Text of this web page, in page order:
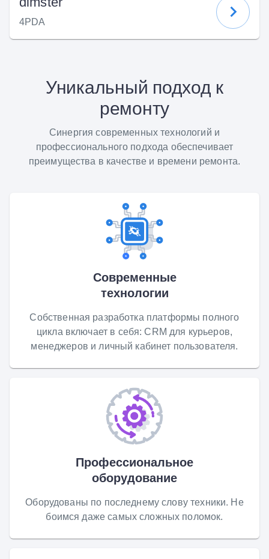
4PDA
Уникальный подход к
ремонту
Синергия современных технологий и
профессионального подхода обеспечивает
преимущества в качестве и времени ремонта.
Современные
технологии
Собственная разработка платформы полного
цикла включает в себя: CRM для курьеров,
менеджеров и личный кабинет пользователя.
Профессиональное
оборудование
Оборудованы по последнему слову техники. Не
боимся даже самых сложных поломок.